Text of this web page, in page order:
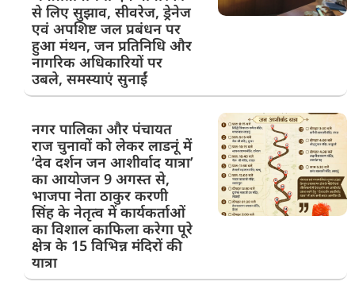
से लिए सुझाव, सीवरेज, ड्रेनेज
एवं अपशिष्ट जल प्रबंधन पर
हुआ मंथन, जन प्रतिनिधि और
नागरिक अधिकारियों पर
उबले, समस्याएं सुनाईं
नगर पालिका और पंचायत
राज चुनावों को लेकर लाडनूं में
‘देव दर्शन जन आशीर्वाद यात्रा’
का आयोजन 9 अगस्त से,
भाजपा नेता ठाकुर करणी
सिंह के नेतृत्व में कार्यकर्ताओं
का विशाल काफिला करेगा पूरे
क्षेत्र के 15 विभिन्न मंदिरों की
यात्रा